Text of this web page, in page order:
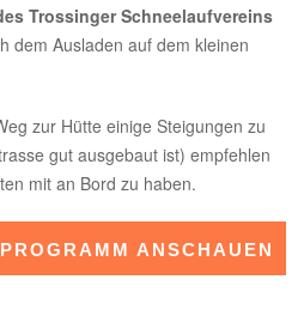
Trossinger Schneelaufvereins
dem Ausladen auf dem kleinen
zur Hütte einige Steigungen zu
gut ausgebaut ist) empfehlen
mit an Bord zu haben.
ANSCHAUEN